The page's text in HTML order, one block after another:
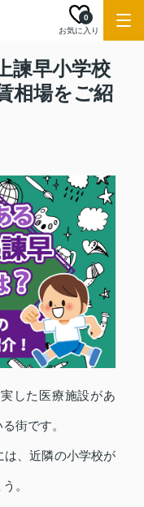
お気に入り
0
諫早小学校
相場をご紹
した医療施設があ
街です。
は、近隣の小学校が
。